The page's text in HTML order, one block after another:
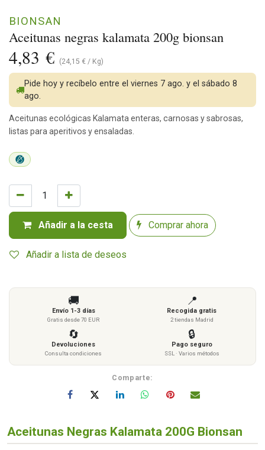
Aceitunas negras kalamata 200g bionsan
BIONSAN
4,83 € (24,15 € / Kg)
Añadir a la cesta Comprar ahora
Añadir a lista de deseos
Pide hoy y recíbelo entre el viernes 7 ago. y el sábado 8
ago.
Aceitunas ecológicas Kalamata enteras, carnosas y sabrosas,
listas para aperitivos y ensaladas.
🚚
Envío 1-3 días
Gratis desde 70 EUR
📍
Recogida gratis
2 tiendas Madrid
🔄
Devoluciones
Consulta condiciones
🔒
Pago seguro
SSL · Varios métodos
Comparte:
Aceitunas Negras Kalamata 200G Bionsan